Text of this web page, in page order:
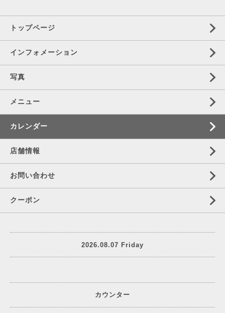
トップページ
インフォメーション
写真
メニュー
カレンダー
店舗情報
お問い合わせ
クーポン
2026.08.07 Friday
カウンター